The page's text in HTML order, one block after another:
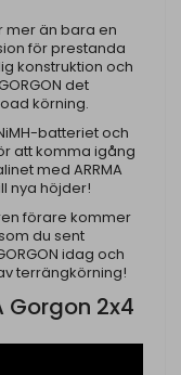
mer än bara en
för prestanda
konstruktion och
det
körning.
batteriet och
att komma igång
med ARRMA
nya höjder!
förare kommer
du sent
idag och
terrängkörning!
Gorgon 2x4